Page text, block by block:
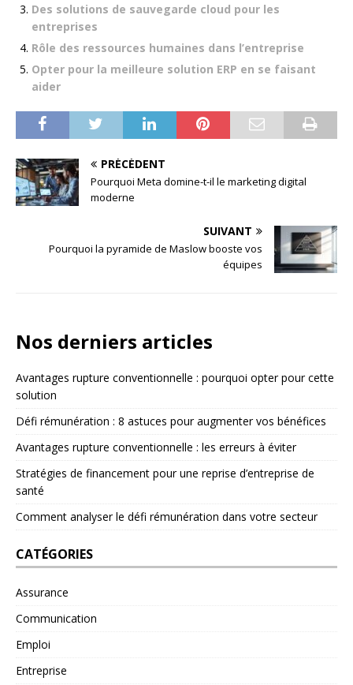
Des solutions de sauvegarde cloud pour les
entreprises
Rôle des ressources humaines dans l’entreprise
Opter pour la meilleure solution ERP en se faisant
aider
PRÉCÉDENT
Pourquoi Meta domine-t-il le marketing digital
moderne
SUIVANT
Pourquoi la pyramide de Maslow booste vos
équipes
Nos derniers articles
Avantages rupture conventionnelle : pourquoi opter pour cette
solution
Défi rémunération : 8 astuces pour augmenter vos bénéfices
Avantages rupture conventionnelle : les erreurs à éviter
Stratégies de financement pour une reprise d’entreprise de
santé
Comment analyser le défi rémunération dans votre secteur
CATÉGORIES
Assurance
Communication
Emploi
Entreprise